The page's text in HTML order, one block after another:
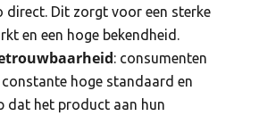
direct. Dit zorgt voor een sterke
en een hoge bekendheid.
: consumenten
hoge standaard en
dat het product aan hun